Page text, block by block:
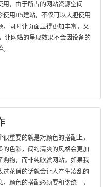
，由于所占的网站资源空间
用H5建站，不仅可以大胆使用
同时让页面显得更加丰富，又
让网站的呈现效果不会因设备的
重要的就是对颜色的搭配上，
色彩，简约清爽的风格会更加
购物，而非纯欣赏网站。如果我
花俏的话就会让人产生凌乱的
颜色的搭配必须要和谐统一，